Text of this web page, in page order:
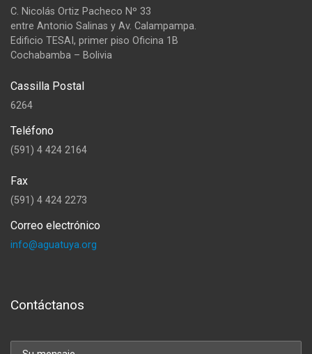
C. Nicolás Ortiz Pacheco Nº 33
entre Antonio Salinas y Av. Calampampa.
Edificio TESAI, primer piso Oficina 1B
Cochabamba – Bolivia
Cassilla Postal
6264
Teléfono
(591) 4 424 2164
Fax
(591) 4 424 2273
Correo electrónico
info@aguatuya.org
Contáctanos